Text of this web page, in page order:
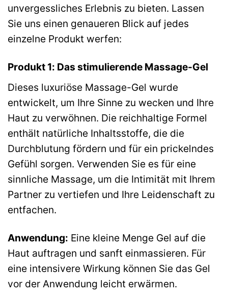
unvergessliches Erlebnis zu bieten. Lassen
Sie uns einen genaueren Blick auf jedes
einzelne Produkt werfen:
Produkt 1: Das stimulierende Massage-Gel
Dieses luxuriöse Massage-Gel wurde
entwickelt, um Ihre Sinne zu wecken und Ihre
Haut zu verwöhnen. Die reichhaltige Formel
enthält natürliche Inhaltsstoffe, die die
Durchblutung fördern und für ein prickelndes
Gefühl sorgen. Verwenden Sie es für eine
sinnliche Massage, um die Intimität mit Ihrem
Partner zu vertiefen und Ihre Leidenschaft zu
entfachen.
Anwendung: Eine kleine Menge Gel auf die
Haut auftragen und sanft einmassieren. Für
eine intensivere Wirkung können Sie das Gel
vor der Anwendung leicht erwärmen.